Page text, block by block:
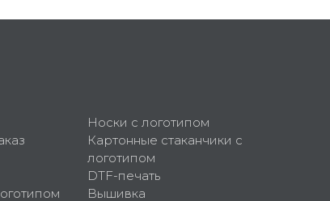
Носки с логотипом
Картонные стаканчики с
логотипом
DTF-печать
Вышивка